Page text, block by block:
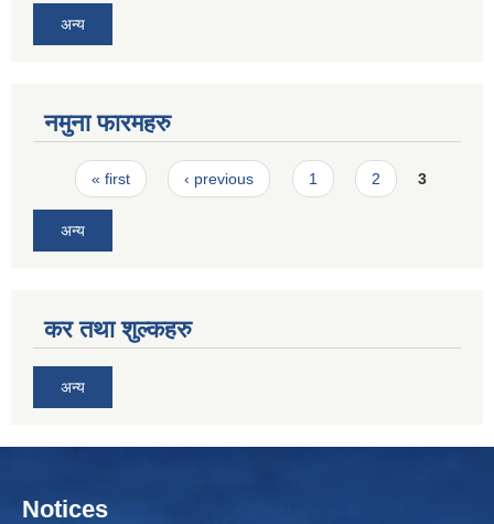
अन्य
नमुना फारमहरु
Pages
« first ‹ previous 1 2 3
अन्य
कर तथा शुल्कहरु
अन्य
Notices